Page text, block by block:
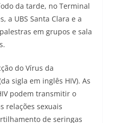
da tarde, no Terminal
a UBS Santa Clara e a
em grupos e sala
do Vírus da
sigla em inglês HIV). As
podem transmitir o
relações sexuais
de seringas